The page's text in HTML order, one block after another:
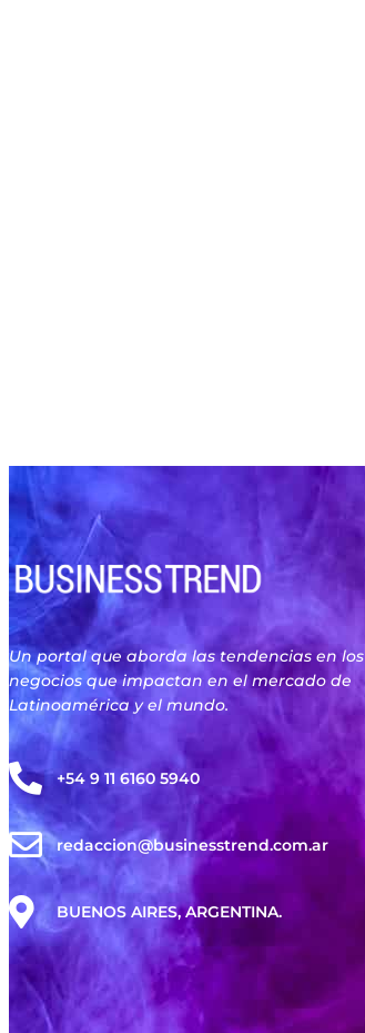
Un portal que aborda las tendencias en los
negocios que impactan en el mercado de
Latinoamérica y el mundo.
+54 9 11 6160 5940
redaccion@businesstrend.com.ar
BUENOS AIRES, ARGENTINA.